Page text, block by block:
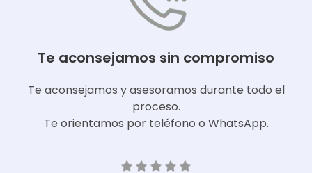
Te aconsejamos sin compromiso
Te aconsejamos y asesoramos durante todo el
proceso.
Te orientamos por teléfono o WhatsApp.